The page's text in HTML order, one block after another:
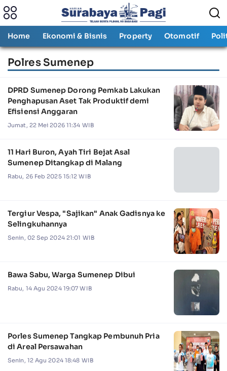
Home Ekonomi & Bisnis Property Otomotif
Polres Sumenep
DPRD Sumenep Dorong Pemkab Lakukan
Penghapusan Aset Tak Produktif demi
Efisiensi Anggaran
Jumat, 22 Mei 2026 11:34 WIB
11 Hari Buron, Ayah Tiri Bejat Asal
Sumenep Ditangkap di Malang
Rabu, 26 Feb 2025 15:12 WIB
Tergiur Vespa, "Sajikan" Anak Gadisnya ke
Selingkuhannya
Senin, 02 Sep 2024 21:01 WIB
Bawa Sabu, Warga Sumenep Dibui
Rabu, 14 Agu 2024 19:07 WIB
Porles Sumenep Tangkap Pembunuh Pria
di Areal Persawahan
Senin, 12 Agu 2024 18:48 WIB